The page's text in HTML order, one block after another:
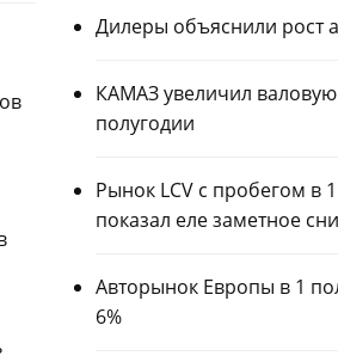
Дилеры объяснили рост
КАМАЗ увеличил
полугодии
Рынок LCV с пробегом в
показал еле заметное
Авторынок Европы в 1
6%